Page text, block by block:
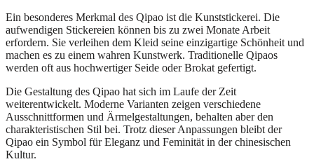
Ein besonderes Merkmal des Qipao ist die Kunststickerei. Die
aufwendigen Stickereien können bis zu zwei Monate Arbeit
erfordern. Sie verleihen dem Kleid seine einzigartige Schönheit und
machen es zu einem wahren Kunstwerk. Traditionelle Qipaos
werden oft aus hochwertiger Seide oder Brokat gefertigt.
Die Gestaltung des Qipao hat sich im Laufe der Zeit
weiterentwickelt. Moderne Varianten zeigen verschiedene
Ausschnittformen und Ärmelgestaltungen, behalten aber den
charakteristischen Stil bei. Trotz dieser Anpassungen bleibt der
Qipao ein Symbol für Eleganz und Feminität in der chinesischen
Kultur.